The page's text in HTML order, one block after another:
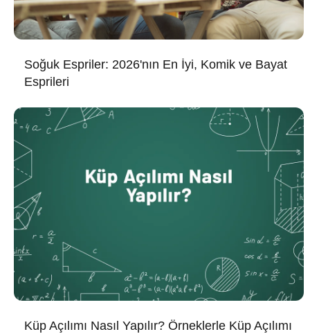
Soğuk Espriler: 2026'nın En İyi, Komik ve Bayat
Esprileri
Küp Açılımı Nasıl Yapılır? Örneklerle Küp Açılımı